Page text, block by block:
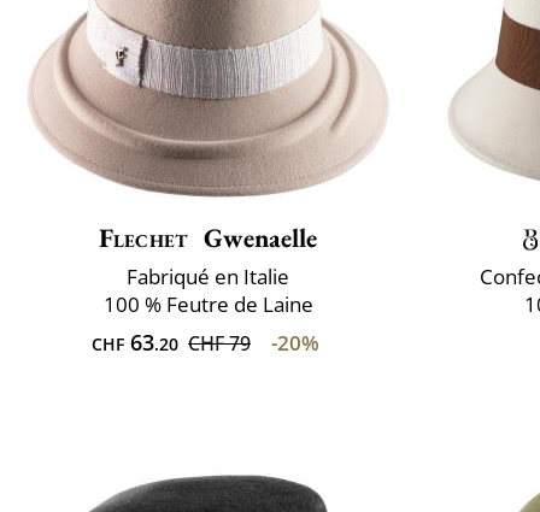
Flechet Gwenaelle
Fabriqué en Italie
100 % Feutre de Laine
CHF 63.20 CHF 79 -20%